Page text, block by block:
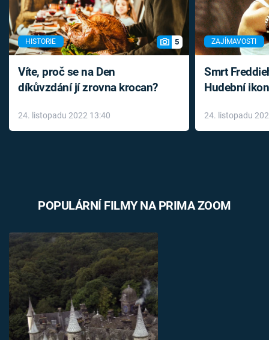
HISTORIE 5
Víte, proč se na Den
díkůvzdání jí zrovna krocan?
24. listopadu 2022 13:40
ZAJÍMAVOSTI
Smrt
Hudební
léky
24. listopadu
POPULÁRNÍ FILMY NA PRIMA ZOOM